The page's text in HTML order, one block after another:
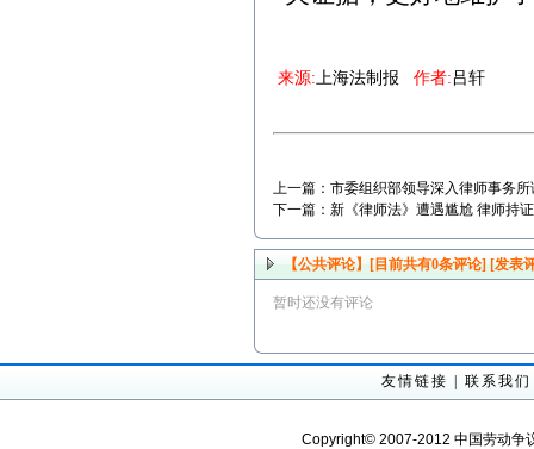
来源: 上海法制报 作者: 吕轩
上一篇： 市委组织部领导深入律师事务
下一篇： 新《律师法》遭遇尴尬 律师持
【公共评论】[目前共有0条评论] [发表
暂时还没有评论
友情链接 联系我们
Copyright© 2007-2012 中国劳动争